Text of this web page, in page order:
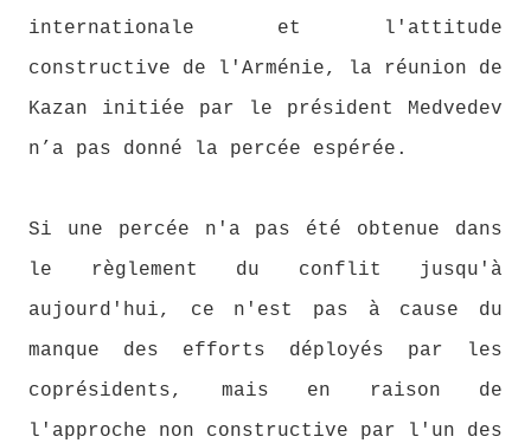
internationale et l'attitude
constructive de l'Arménie, la réunion de
Kazan initiée par le président Medvedev
n’a pas donné la percée espérée.
Si une percée n'a pas été obtenue dans
le règlement du conflit jusqu'à
aujourd'hui, ce n'est pas à cause du
manque des efforts déployés par les
coprésidents, mais en raison de
l'approche non constructive par l'un des